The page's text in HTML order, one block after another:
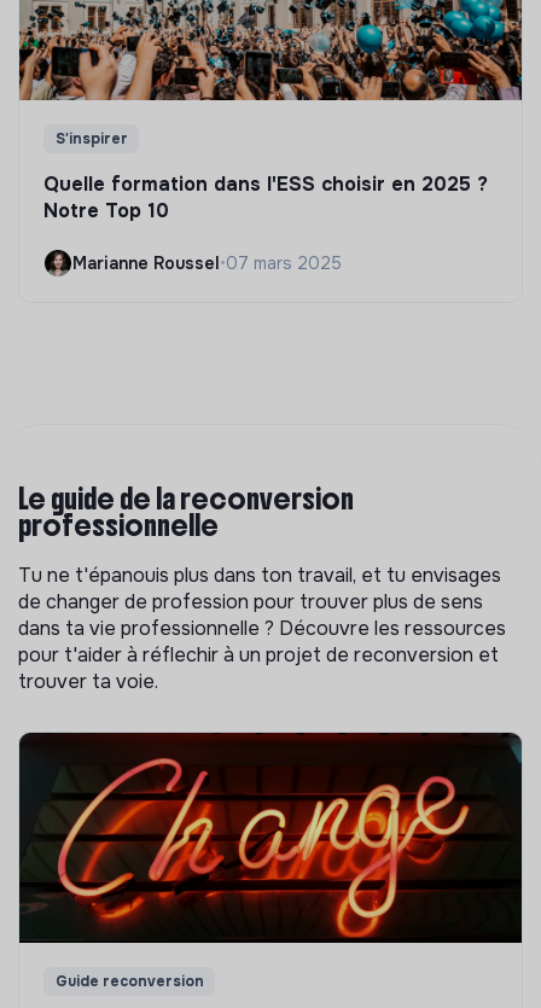
S'inspirer
Quelle formation dans l'ESS choisir en 2025 ?
Notre Top 10
Marianne Roussel•07 mars 2025
Le guide de la reconversion
professionnelle
Tu ne t'épanouis plus dans ton travail, et tu envisages
de changer de profession pour trouver plus de sens
dans ta vie professionnelle ? Découvre les ressources
pour t'aider à réflechir à un projet de reconversion et
trouver ta voie.
Guide reconversion